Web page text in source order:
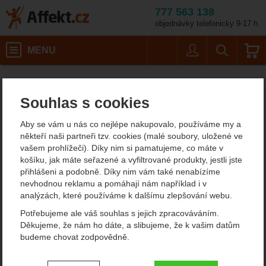
Souhlas s cookies
Aby se vám u nás co nejlépe nakupovalo, používáme my a
někteří naši partneři tzv. cookies (malé soubory, uložené ve
vašem prohlížeči). Díky nim si pamatujeme, co máte v
košíku, jak máte seřazené a vyfiltrované produkty, jestli jste
přihlášeni a podobně. Díky nim vám také nenabízíme
nevhodnou reklamu a pomáhají nám například i v
analýzách, které používáme k dalšímu zlepšování webu.
Potřebujeme ale váš souhlas s jejich zpracováváním.
Děkujeme, že nám ho dáte, a slibujeme, že k vašim datům
budeme chovat zodpovědně.
Nastavení souhlasů s kategoriemi
777 563 138
objednávky telefonicky 9-17 h.
MENU
Therm-a-Rest Saros -
Therm-a-Rest Saros -18°C
Long Spací pytel
výprodej
Fotografie